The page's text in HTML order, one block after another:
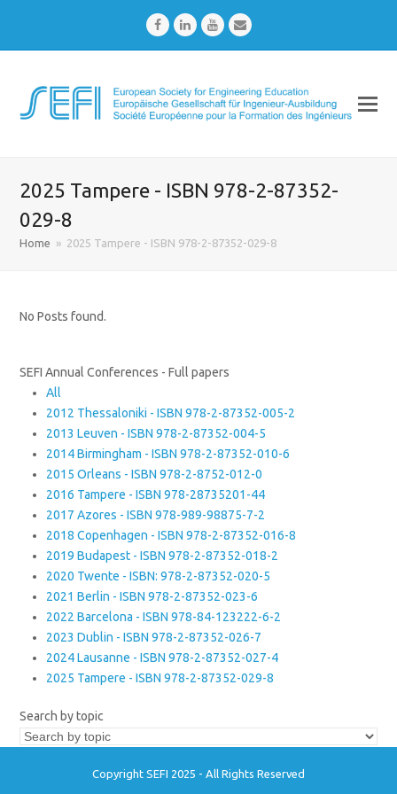
FacebookLinkedInYoutubeEmail
2025 Tampere - ISBN 978-2-87352-
029-8
Home » 2025 Tampere - ISBN 978-2-87352-029-8
No Posts found.
SEFI Annual Conferences - Full papers
All
2012 Thessaloniki - ISBN 978-2-87352-005-2
2013 Leuven - ISBN 978-2-87352-004-5
2014 Birmingham - ISBN 978-2-87352-010-6
2015 Orleans - ISBN 978-2-8752-012-0
2016 Tampere - ISBN 978-28735201-44
2017 Azores - ISBN 978-989-98875-7-2
2018 Copenhagen - ISBN 978-2-87352-016-8
2019 Budapest - ISBN 978-2-87352-018-2
2020 Twente - ISBN: 978-2-87352-020-5
2021 Berlin - ISBN 978-2-87352-023-6
2022 Barcelona - ISBN 978-84-123222-6-2
2023 Dublin - ISBN 978-2-87352-026-7
2024 Lausanne - ISBN 978-2-87352-027-4
2025 Tampere - ISBN 978-2-87352-029-8
Search by topic
Copyright SEFI 2025 - All Rights Reserved